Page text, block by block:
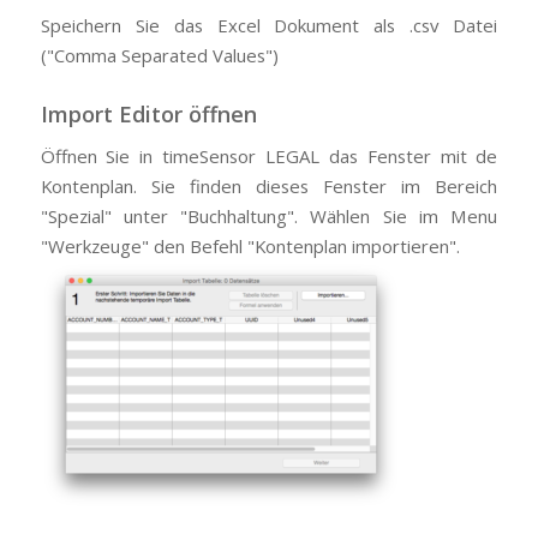
Speichern Sie das Excel Dokument als .csv Datei
("Comma Separated Values")
Import Editor öffnen
Öffnen Sie in timeSensor LEGAL das Fenster mit de
Kontenplan. Sie finden dieses Fenster im Bereich
"Spezial" unter "Buchhaltung". Wählen Sie im Menu
"Werkzeuge" den Befehl "Kontenplan importieren".